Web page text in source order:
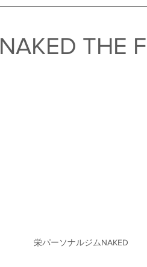
NAKED THE
栄パーソナルジムNAKED